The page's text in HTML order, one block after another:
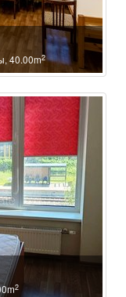
40.00m2
2